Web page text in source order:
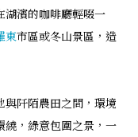
湖濱的咖啡廳輕啜一
東市區或冬山景區，造
阡陌農田之間，環境
繞，綠意包圍之景，一